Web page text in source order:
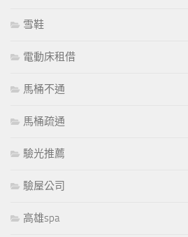
雪鞋
電動床租借
馬桶不通
馬桶疏通
驗光推薦
驗屋公司
高雄spa